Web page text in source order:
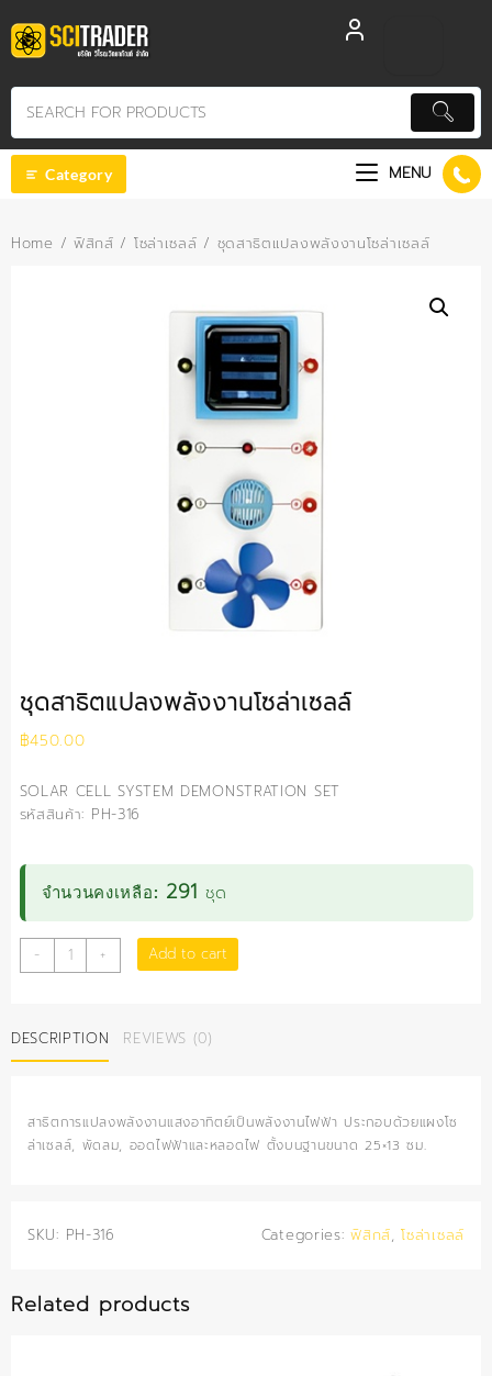
to
content
Category MENU
Home / ฟิสิกส์ / โซล่าเซลล์ / ชุดสาธิตแปลงพลังงานโซล่าเซลล์
ชุดสาธิตแปลงพลังงานโซล่าเซลล์
฿450.00
SOLAR CELL SYSTEM DEMONSTRATION SET
รหัสสินค้า: PH-316
จำนวนคงเหลือ: 291 ชุด
-
ชุด
สาธิต
โซ
ล่า
+ Add to cart
DESCRIPTION REVIEWS (0)
สาธิตการแปลงพลังงานแสงอาทิตย์เป็นพลังงานไฟฟ้า ประกอบด้วยแผงโซ
ล่าเซลล์, พัดลม, ออดไฟฟ้าและหลอดไฟ ตั้งบนฐานขนาด 25×13 ซม.
SKU: PH-316 Categories:ฟิสิกส์,โซล่าเซลล์
Related products